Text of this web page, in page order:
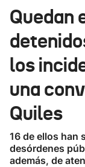
Quedan
los
una
Quiles
16 de ellos han
desórdenes
además, de